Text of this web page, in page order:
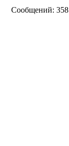
Сообщений: 358